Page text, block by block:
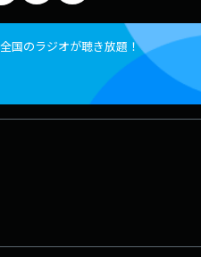
国のラジオが聴き放題！